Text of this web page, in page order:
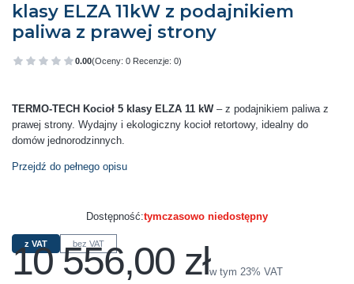
klasy ELZA 11kW z podajnikiem
paliwa z prawej strony
0.00(Oceny: 0 Recenzje: 0)
Przejdź do sekcji Opinie
TERMO-TECH Kocioł 5 klasy ELZA 11 kW– z podajnikiem paliwa z
prawej strony. Wydajny i ekologiczny kocioł retortowy, idealny do
domów jednorodzinnych.
Przejdź do pełnego opisu
Dostępność:tymczasowo niedostępny
z VAT bez VAT
Cena
10 556,00 złw tym 23% VAT
w tym 23% VAT